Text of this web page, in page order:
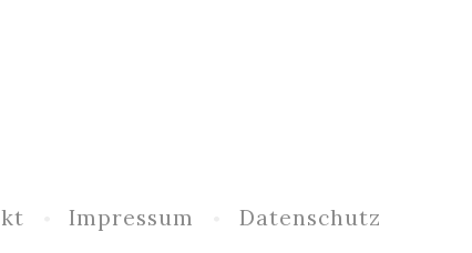
Impressum Datenschutz